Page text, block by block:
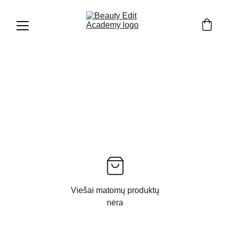
Viešai matomų produktų
nėra